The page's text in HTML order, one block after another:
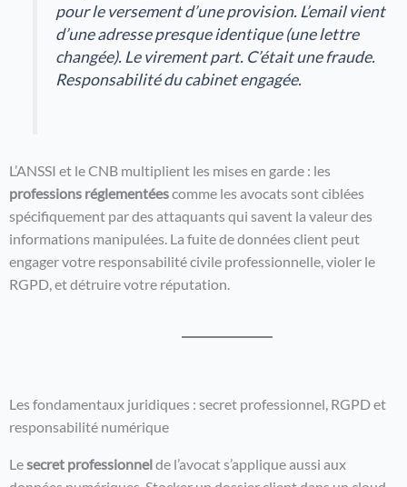
pour le versement d’une provision. L’email vient
d’une adresse presque identique (une lettre
changée). Le virement part. C’était une fraude.
Responsabilité du cabinet engagée.
L’ANSSI et le CNB multiplient les mises en garde : les
professions réglementéescomme les avocats sont ciblées
spécifiquement par des attaquants qui savent la valeur des
informations manipulées. La fuite de données client peut
engager votre responsabilité civile professionnelle, violer le
RGPD, et détruire votre réputation.
Les fondamentaux juridiques : secret professionnel, RGPD et
responsabilité numérique
Lesecret professionnelde l’avocat s’applique aussi aux